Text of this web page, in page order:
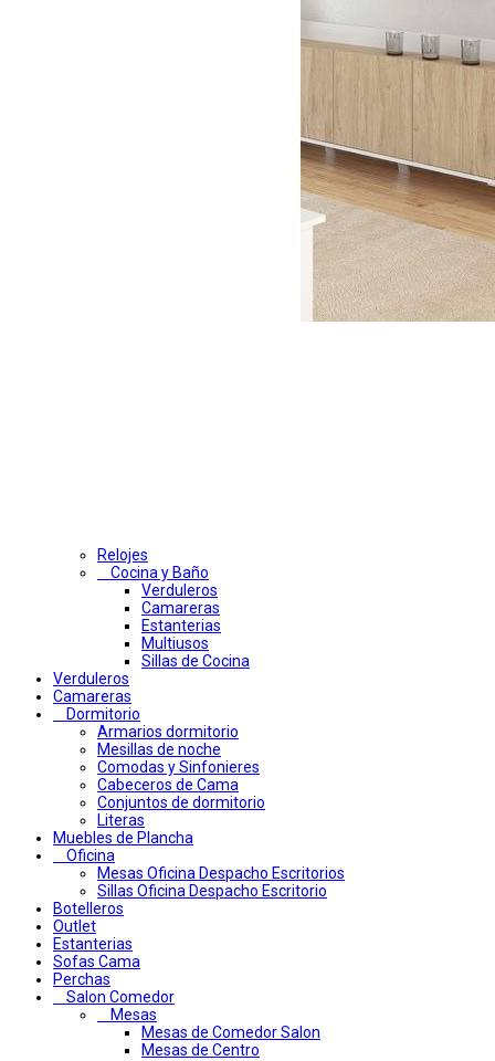
Relojes
Cocina y Baño
Verduleros
Camareras
Estanterias
Multiusos
Sillas de Cocina
Verduleros
Camareras
Dormitorio
Armarios dormitorio
Mesillas de noche
Comodas y Sinfonieres
Cabeceros de Cama
Conjuntos de dormitorio
Literas
Muebles de Plancha
Oficina
Mesas Oficina Despacho Escritorios
Sillas Oficina Despacho Escritorio
Botelleros
Outlet
Estanterias
Sofas Cama
Perchas
Salon Comedor
Mesas
Mesas de Comedor Salon
Mesas de Centro